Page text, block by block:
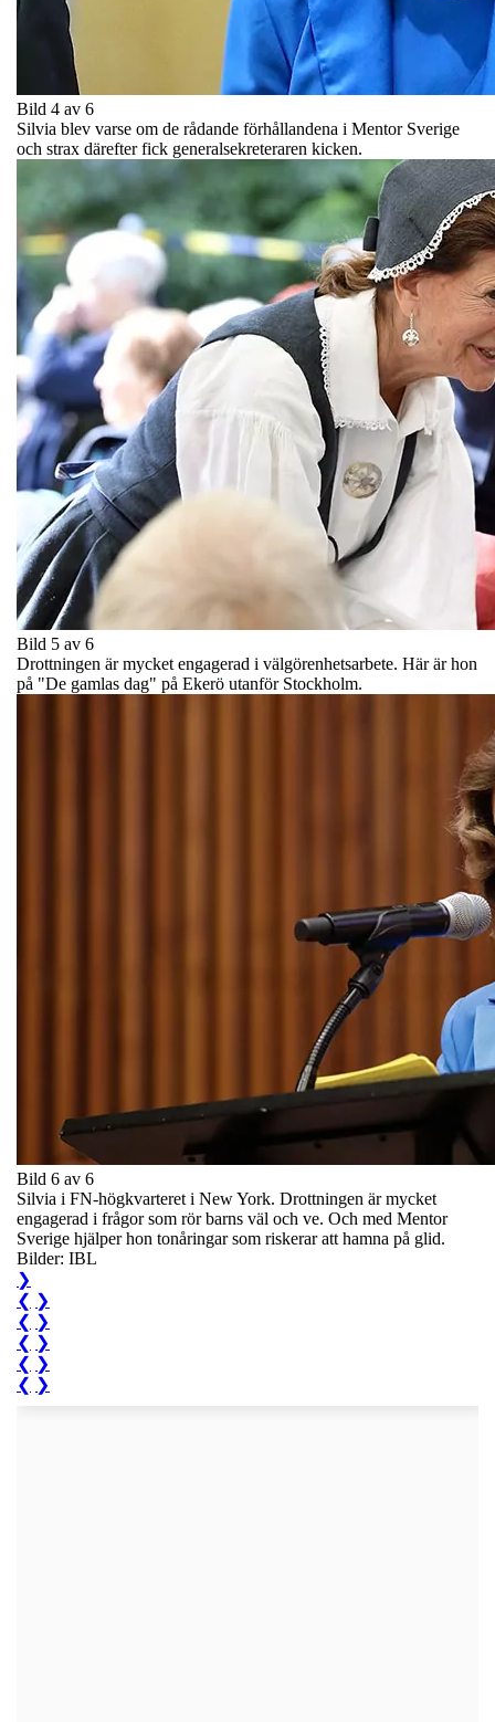
Bild 4 av 6
Silvia blev varse om de rådande förhållandena i Mentor Sverige
och strax därefter fick generalsekreteraren kicken.
Bild 5 av 6
Drottningen är mycket engagerad i välgörenhetsarbete. Här är hon
på "De gamlas dag" på Ekerö utanför Stockholm.
Bild 6 av 6
Silvia i FN-högkvarteret i New York. Drottningen är mycket
engagerad i frågor som rör barns väl och ve. Och med Mentor
Sverige hjälper hon tonåringar som riskerar att hamna på glid.
Bilder: IBL
❯
❮ ❯
❮ ❯
❮ ❯
❮ ❯
❮ ❯